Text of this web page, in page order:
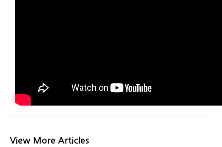
View More Articles